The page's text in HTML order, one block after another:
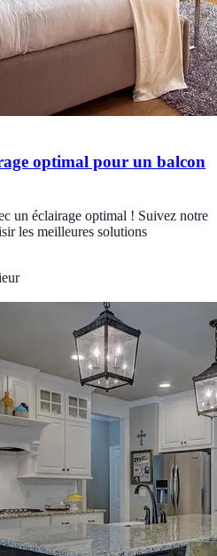
optimal pour un balcon
un éclairage optimal ! Suivez notre
les meilleures solutions